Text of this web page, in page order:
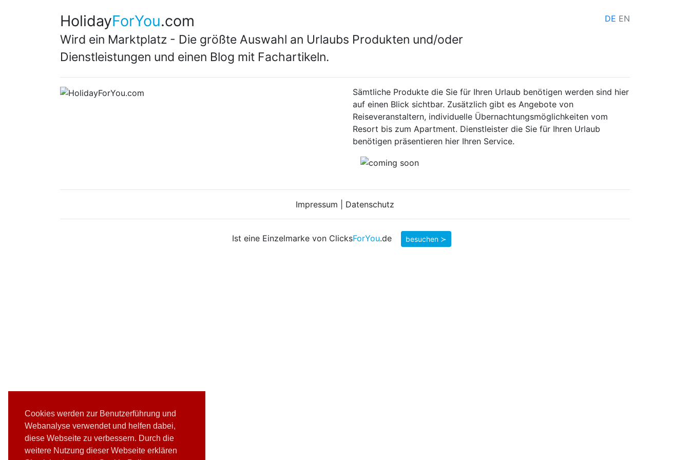
Cookies werden zur Benutzerführung und
Webanalyse verwendet und helfen dabei,
diese Webseite zu verbessern. Durch die
weitere Nutzung dieser Webseite erklären
HolidayForYou.com
Wird ein Marktplatz - Die größte Auswahl an Urlaubs Produkten und/oder
Dienstleistungen und einen Blog mit Fachartikeln.
DE EN
Sämtliche Produkte die Sie für Ihren Urlaub benötigen werden sind hier
auf einen Blick sichtbar. Zusätzlich gibt es Angebote von
Reiseveranstaltern, individuelle Übernachtungsmöglichkeiten vom
Resort bis zum Apartment. Dienstleister die Sie für Ihren Urlaub
benötigen präsentieren hier Ihren Service.
Impressum Datenschutz
Ist eine Einzelmarke von ClicksForYou.de besuchen ≻